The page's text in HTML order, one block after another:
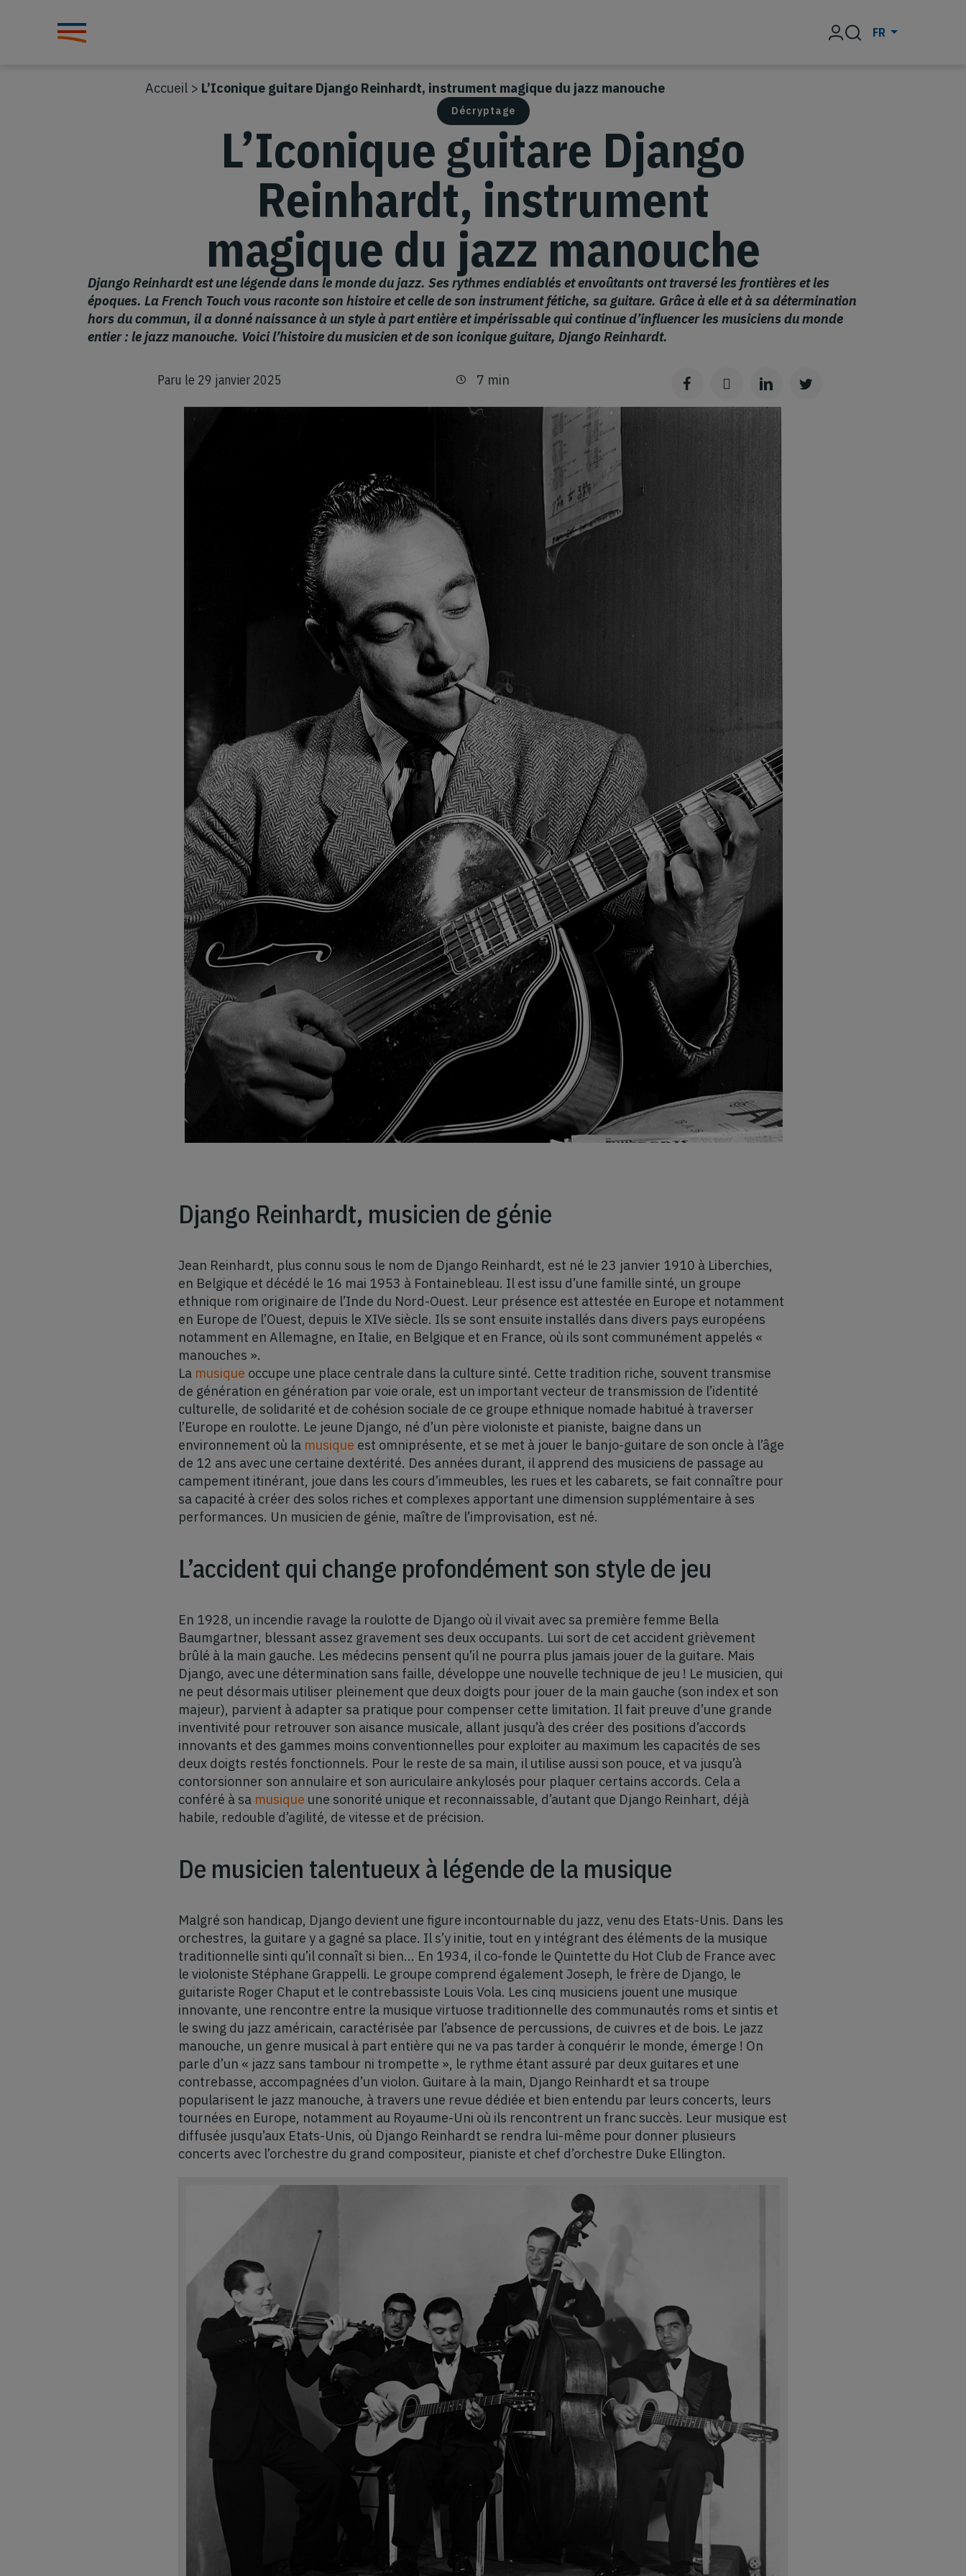
FR
Accueil > L’Iconique guitare Django Reinhardt, instrument magique du jazz manouche
Décryptage
L’Iconique guitare Django
Reinhardt, instrument
magique du jazz manouche
Django Reinhardt est une légende dans le monde du jazz. Ses rythmes endiablés et envoûtants ont traversé les frontières et les
époques. La French Touch vous raconte son histoire et celle de son instrument fétiche, sa guitare. Grâce à elle et à sa détermination
hors du commun, il a donné naissance à un style à part entière et impérissable qui continue d’influencer les musiciens du monde
entier : le jazz manouche. Voici l’histoire du musicien et de son iconique guitare, Django Reinhardt.
Paru le 29 janvier 2025 Temps de lecture
7 min
Django Reinhardt, musicien de génie
Jean Reinhardt, plus connu sous le nom de Django Reinhardt, est né le 23 janvier 1910 à Liberchies,
en Belgique et décédé le 16 mai 1953 à Fontainebleau. Il est issu d’une famille sinté, un groupe
ethnique rom originaire de l’Inde du Nord-Ouest. Leur présence est attestée en Europe et notamment
en Europe de l’Ouest, depuis le XIVe siècle. Ils se sont ensuite installés dans divers pays européens
notamment en Allemagne, en Italie, en Belgique et en France, où ils sont communément appelés «
manouches ».
La musique occupe une place centrale dans la culture sinté. Cette tradition riche, souvent transmise
de génération en génération par voie orale, est un important vecteur de transmission de l’identité
culturelle, de solidarité et de cohésion sociale de ce groupe ethnique nomade habitué à traverser
l’Europe en roulotte. Le jeune Django, né d’un père violoniste et pianiste, baigne dans un
environnement où la musique est omniprésente, et se met à jouer le banjo-guitare de son oncle à l’âge
de 12 ans avec une certaine dextérité. Des années durant, il apprend des musiciens de passage au
campement itinérant, joue dans les cours d’immeubles, les rues et les cabarets, se fait connaître pour
sa capacité à créer des solos riches et complexes apportant une dimension supplémentaire à ses
performances. Un musicien de génie, maître de l’improvisation, est né.
L’accident qui change profondément son style de jeu
En 1928, un incendie ravage la roulotte de Django où il vivait avec sa première femme Bella
Baumgartner, blessant assez gravement ses deux occupants. Lui sort de cet accident grièvement
brûlé à la main gauche. Les médecins pensent qu’il ne pourra plus jamais jouer de la guitare. Mais
Django, avec une détermination sans faille, développe une nouvelle technique de jeu ! Le musicien, qui
ne peut désormais utiliser pleinement que deux doigts pour jouer de la main gauche (son index et son
majeur), parvient à adapter sa pratique pour compenser cette limitation. Il fait preuve d’une grande
inventivité pour retrouver son aisance musicale, allant jusqu’à des créer des positions d’accords
innovants et des gammes moins conventionnelles pour exploiter au maximum les capacités de ses
deux doigts restés fonctionnels. Pour le reste de sa main, il utilise aussi son pouce, et va jusqu’à
contorsionner son annulaire et son auriculaire ankylosés pour plaquer certains accords. Cela a
conféré à sa musique une sonorité unique et reconnaissable, d’autant que Django Reinhart, déjà
habile, redouble d’agilité, de vitesse et de précision.
De musicien talentueux à légende de la musique
Malgré son handicap, Django devient une figure incontournable du jazz, venu des Etats-Unis. Dans les
orchestres, la guitare y a gagné sa place. Il s’y initie, tout en y intégrant des éléments de la musique
traditionnelle sinti qu’il connaît si bien... En 1934, il co-fonde le Quintette du Hot Club de France avec
le violoniste Stéphane Grappelli. Le groupe comprend également Joseph, le frère de Django, le
guitariste Roger Chaput et le contrebassiste Louis Vola. Les cinq musiciens jouent une musique
innovante, une rencontre entre la musique virtuose traditionnelle des communautés roms et sintis et
le swing du jazz américain, caractérisée par l’absence de percussions, de cuivres et de bois. Le jazz
manouche, un genre musical à part entière qui ne va pas tarder à conquérir le monde, émerge ! On
parle d’un « jazz sans tambour ni trompette », le rythme étant assuré par deux guitares et une
contrebasse, accompagnées d’un violon. Guitare à la main, Django Reinhardt et sa troupe
popularisent le jazz manouche, à travers une revue dédiée et bien entendu par leurs concerts, leurs
tournées en Europe, notamment au Royaume-Uni où ils rencontrent un franc succès. Leur musique est
diffusée jusqu’aux Etats-Unis, où Django Reinhardt se rendra lui-même pour donner plusieurs
concerts avec l’orchestre du grand compositeur, pianiste et chef d’orchestre Duke Ellington.